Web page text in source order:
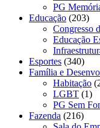
PG
Educação (203)
Congresso
Educação
Esportes (340)
Família e
Habitação
LGBT (1)
PG Sem
Fazenda (216)